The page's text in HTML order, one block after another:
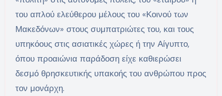
του απλού ελεύθερου μέλους του «Κοινού των
Μακεδόνων» στους συμπατριώτες του, και τους
υπηκόους στις ασιατικές χώρες ή την Αίγυπτο,
όπου προαιώνια παράδοση είχε καθιερώσει
δεσμό θρησκευτικής υπακοής του ανθρώπου προς
τον μονάρχη.